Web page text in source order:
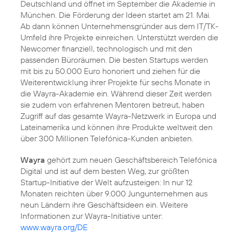
Deutschland und öffnet im September die Akademie in
München. Die Förderung der Ideen startet am 21. Mai.
Ab dann können Unternehmensgründer aus dem IT/TK-
Umfeld ihre Projekte einreichen. Unterstützt werden die
Newcomer finanziell, technologisch und mit den
passenden Büroräumen. Die besten Startups werden
mit bis zu 50.000 Euro honoriert und ziehen für die
Weiterentwicklung ihrer Projekte für sechs Monate in
die Wayra-Akademie ein. Während dieser Zeit werden
sie zudem von erfahrenen Mentoren betreut, haben
Zugriff auf das gesamte Wayra-Netzwerk in Europa und
Lateinamerika und können ihre Produkte weltweit den
über 300 Millionen Telefónica-Kunden anbieten.
Wayra gehört zum neuen Geschäftsbereich Telefónica
Digital und ist auf dem besten Weg, zur größten
Startup-Initiative der Welt aufzusteigen: In nur 12
Monaten reichten über 9.000 Jungunternehmen aus
neun Ländern ihre Geschäftsideen ein. Weitere
Informationen zur Wayra-Initiative unter:
www.wayra.org/DE